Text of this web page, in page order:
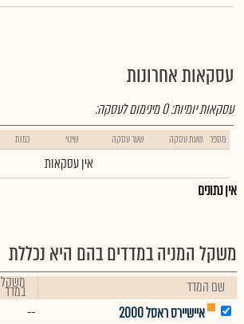
עסקאות אחרונות
עסקאות יומיות:0מינימום לעסקה:
מספר שעת עסקה שער עסקה שינוי כמות
אין עסקאות
אין נתונים
משקל המניה במדדים בהם היא נכללת
שם המדד משקל
במדד
איישיירס ראסל 2000
--